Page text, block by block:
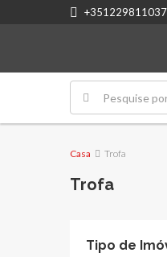
+351229811037
Casa Trofa
Trofa
Tipo de